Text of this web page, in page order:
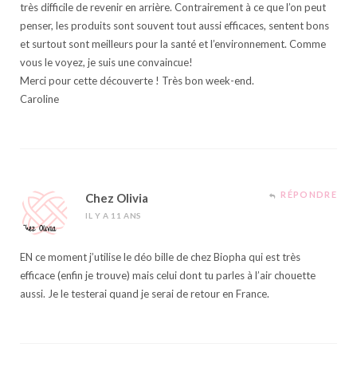
très difficile de revenir en arrière. Contrairement à ce que l’on peut
penser, les produits sont souvent tout aussi efficaces, sentent bons
et surtout sont meilleurs pour la santé et l’environnement. Comme
vous le voyez, je suis une convaincue!
Merci pour cette découverte ! Très bon week-end.
Caroline
Chez Olivia
IL Y A 11 ANS
RÉPONDRE
EN ce moment j’utilise le déo bille de chez Biopha qui est très
efficace (enfin je trouve) mais celui dont tu parles à l’air chouette
aussi. Je le testerai quand je serai de retour en France.